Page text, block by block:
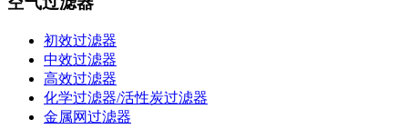
初效过滤器
中效过滤器
高效过滤器
化学过滤器/活性炭过滤器
金属网过滤器